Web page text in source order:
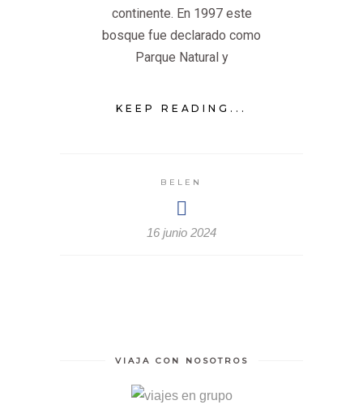
continente. En 1997 este
bosque fue declarado como
Parque Natural y
KEEP READING...
BELEN
16 junio 2024
VIAJA CON NOSOTROS